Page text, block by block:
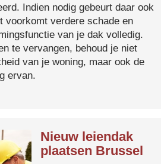
Indien nodig gebeurt daar ook
voorkomt verdere schade en
van je dak volledig.
te vervangen, behoud je niet
van je woning, maar ook de
ervan.
Nieuw leiendak
plaatsen Brussel